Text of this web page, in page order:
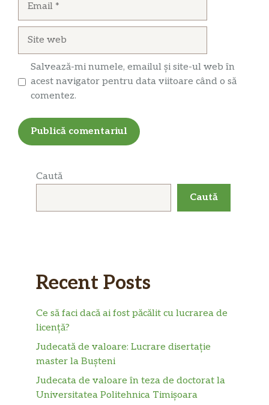
Salvează-mi numele, emailul și site-ul web în
acest navigator pentru data viitoare când o să
comentez.
Caută
Caută
Recent Posts
Ce să faci dacă ai fost păcălit cu lucrarea de
licență?
Judecată de valoare: Lucrare disertație
master la Bușteni
Judecata de valoare în teza de doctorat la
Universitatea Politehnica Timișoara